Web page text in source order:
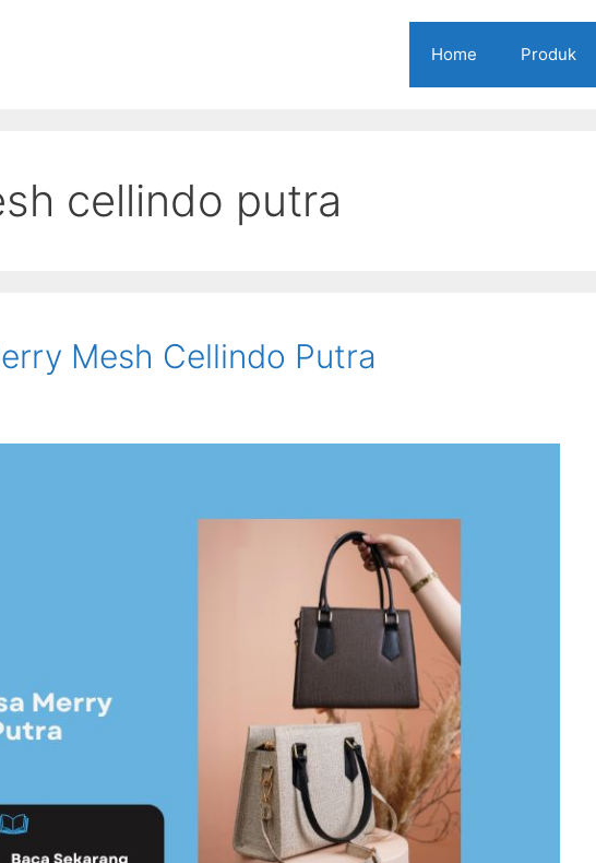
Home Produk
cellindo putra
Mesh Cellindo Putra